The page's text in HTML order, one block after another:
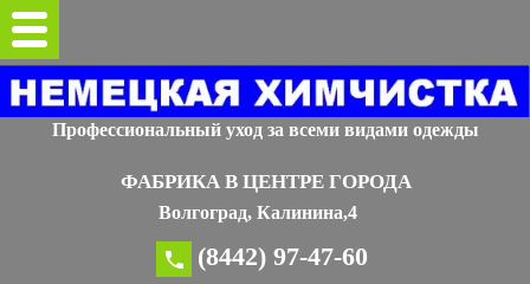
ФАБРИКА В ЦЕНТРЕ ГОРОДА
Волгоград, Калинина,4
Профессиональный уход за всеми видами одежды
(8442) 97-47-60